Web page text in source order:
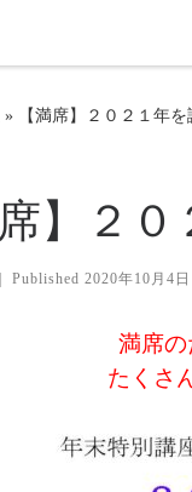
» 【満席】２０２１年
席】２
Published 2020年10月4日
満席の
たくさ